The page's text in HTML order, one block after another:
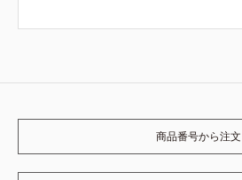
商品番号から注文